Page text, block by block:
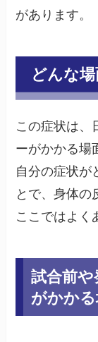
があります。
どんな
この症状は、
ーがかかる場
自分の症状が
とで、身体の
ここではよく
試合前
がかか